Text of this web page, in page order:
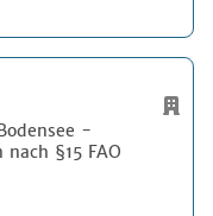
-
§15 FAO